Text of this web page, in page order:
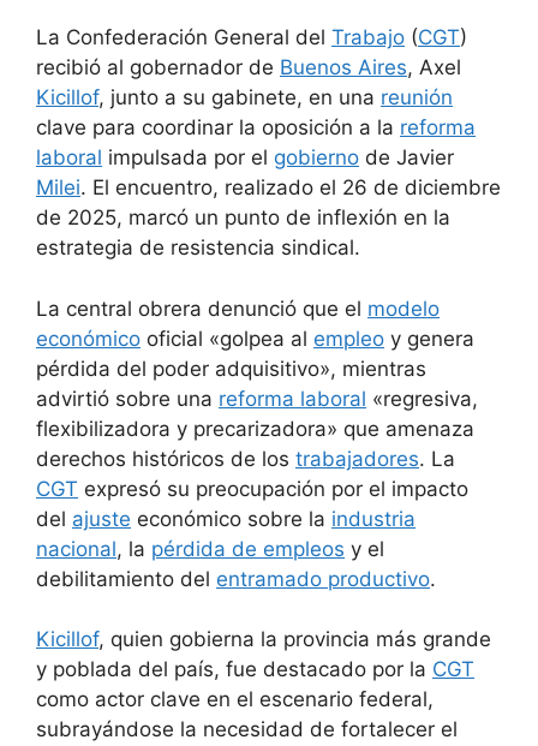
La Confederación General del Trabajo (CGT)
recibió al gobernador de Buenos Aires, Axel
Kicillof, junto a su gabinete, en una reunión
clave para coordinar la oposición a la reforma
laboral impulsada por el gobierno de Javier
Milei. El encuentro, realizado el 26 de diciembre
de 2025, marcó un punto de inflexión en la
estrategia de resistencia sindical.
La central obrera denunció que el modelo
económico oficial «golpea al empleo y genera
pérdida del poder adquisitivo», mientras
advirtió sobre una reforma laboral «regresiva,
flexibilizadora y precarizadora» que amenaza
derechos históricos de los trabajadores. La
CGT expresó su preocupación por el impacto
del ajuste económico sobre la industria
nacional, la pérdida de empleos y el
debilitamiento del entramado productivo.
Kicillof, quien gobierna la provincia más grande
y poblada del país, fue destacado por la CGT
como actor clave en el escenario federal,
subrayándose la necesidad de fortalecer el